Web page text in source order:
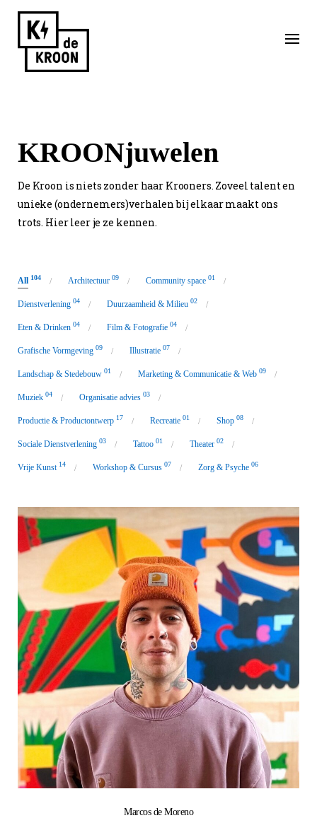
content
KROONjuwelen
De Kroon is niets zonder haar Krooners. Zoveel talent en
unieke (ondernemers)verhalen bij elkaar maakt ons
trots. Hier leer je ze kennen.
All 104 Architectuur 09 Community space 01
Dienstverlening 04 Duurzaamheid & Milieu 02
Eten & Drinken 04 Film & Fotografie 04
Grafische Vormgeving 09 Illustratie 07
Landschap & Stedebouw 01 Marketing & Communicatie & Web 09
Muziek 04 Organisatie advies 03
Productie & Productontwerp 17 Recreatie 01 Shop 08
Sociale Dienstverlening 03 Tattoo 01 Theater 02
Vrije Kunst 14 Workshop & Cursus 07 Zorg & Psyche 06
Marcos de Moreno